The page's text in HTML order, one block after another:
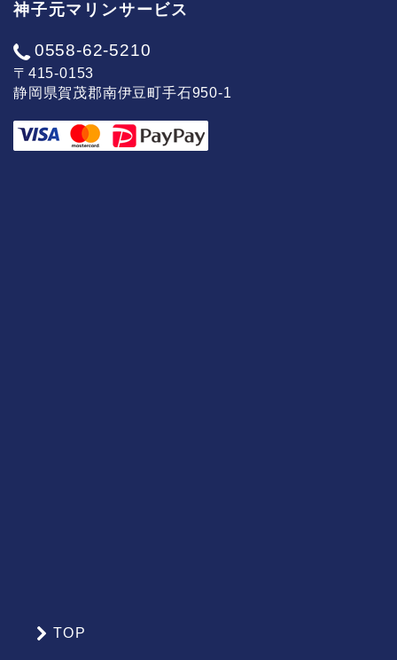
神子元マリンサービス
0558-62-5210
〒415-0153
静岡県賀茂郡南伊豆町手石950-1
TOP